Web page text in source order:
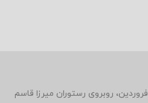
میدان انقلاب، ابتدای خیابان 12 فروردین، روبروی رستوران میرزا قاسم